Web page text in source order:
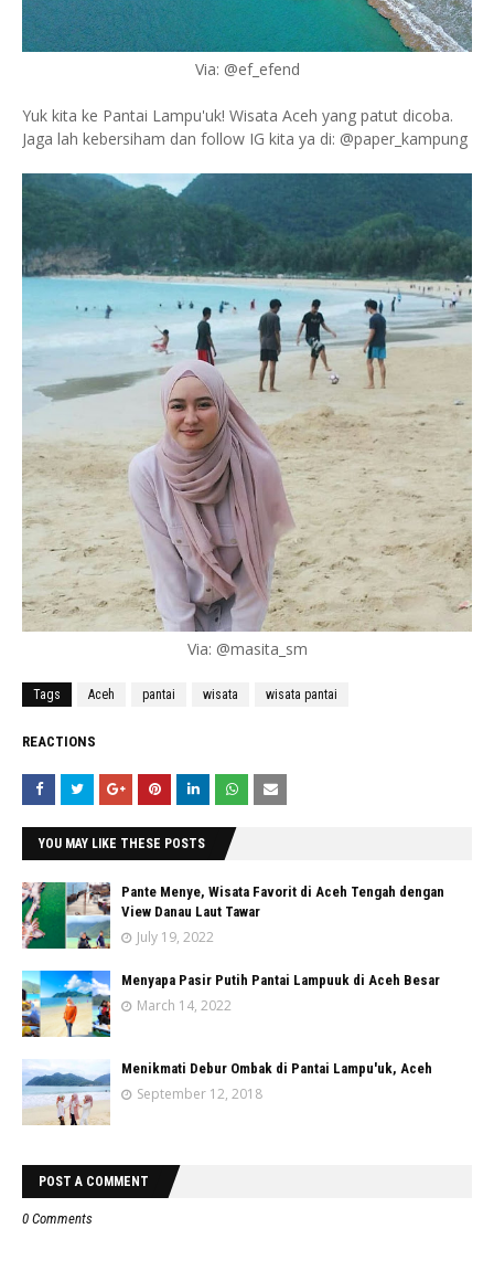
Via: @ef_efend
Yuk kita ke Pantai Lampu'uk! Wisata Aceh yang patut dicoba.
Jaga lah kebersiham dan follow IG kita ya di: @paper_kampung
Via: @masita_sm
Tags Aceh pantai wisata wisata pantai
REACTIONS
YOU MAY LIKE THESE POSTS
Pante Menye, Wisata Favorit di Aceh Tengah dengan
View Danau Laut Tawar
July 19, 2022
Menyapa Pasir Putih Pantai Lampuuk di Aceh Besar
March 14, 2022
Menikmati Debur Ombak di Pantai Lampu'uk, Aceh
September 12, 2018
POST A COMMENT
0 Comments